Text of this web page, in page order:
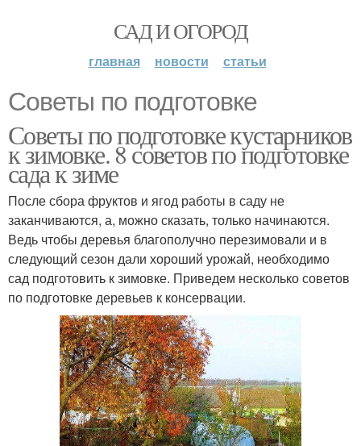
САД И ОГОРОД
главная новости статьи
Советы по подготовке
Советы по подготовке кустарников
к зимовке. 8 советов по подготовке
сада к зиме
После сбора фруктов и ягод работы в саду не
заканчиваются, а, можно сказать, только начинаются.
Ведь чтобы деревья благополучно перезимовали и в
следующий сезон дали хороший урожай, необходимо
сад подготовить к зимовке. Приведем несколько советов
по подготовке деревьев к консервации.